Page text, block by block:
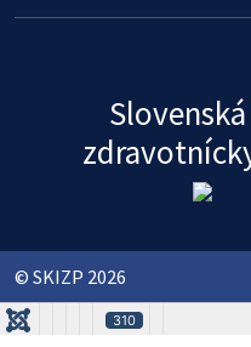
© SKIZP 2026
310